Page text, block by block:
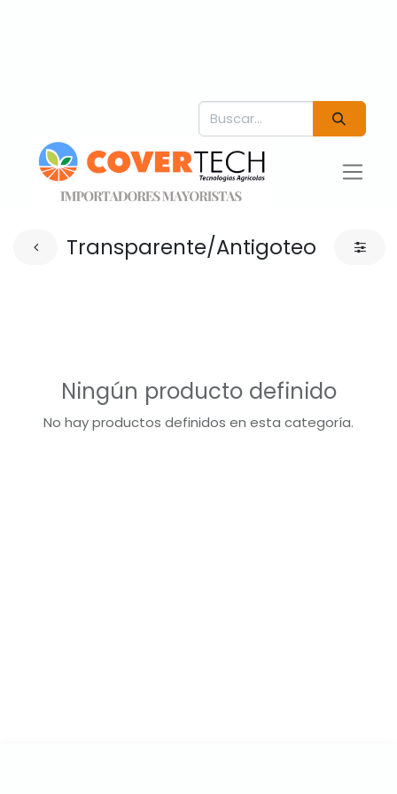
Transparente/Antigoteo
Ningún producto definido
No hay productos definidos en esta categoría.